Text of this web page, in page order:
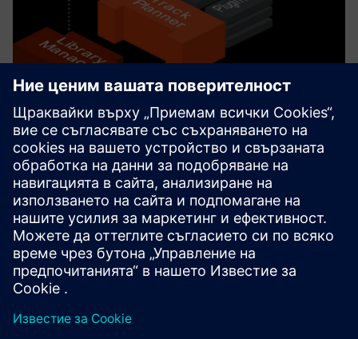
Horizon Suite
The Horizon Software Suite provides a collection of
powerful and versatile desktop graphical tools that simplify
and boost several processes and operations within a
railway signalling system’s project life-cycle, such as layout
de...
Научете повече